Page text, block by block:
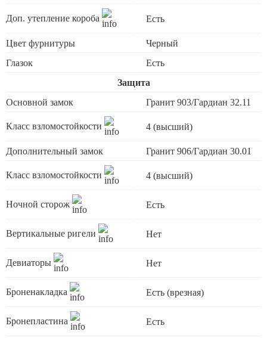
Доп. утепление короба Есть
Цвет фурнитуры
Черный
Глазок
Есть
Защита
Основной замок
Гранит 903/Гардиан 32.11
Класс взломостойкости 4 (высший)
Дополнительный замок Гранит 906/Гардиан 30.01
Класс взломостойкости 4 (высший)
Ночной сторож Есть
Вертикальные ригели Нет
Девиаторы Нет
Броненакладка Есть (врезная)
Бронепластина Есть